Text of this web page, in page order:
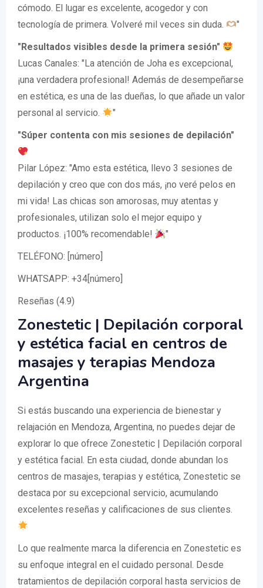
cómodo. El lugar es excelente, acogedor y con
tecnología de primera. Volveré mil veces sin duda.
"
"Resultados visibles desde la primera sesión"
Lucas Canales: "La atención de Joha es excepcional,
¡una verdadera profesional! Además de desempeñarse
en estética, es una de las dueñas, lo que añade un valor
personal al servicio.
"
"Súper contenta con mis sesiones de depilación"
Pilar López: "Amo esta estética, llevo 3 sesiones de
depilación y creo que con dos más, ¡no veré pelos en
mi vida! Las chicas son amorosas, muy atentas y
profesionales, utilizan solo el mejor equipo y
productos. ¡100% recomendable!
"
TELÉFONO: [número]
WHATSAPP: +34[número]
Reseñas (4.9)
Zonestetic | Depilación corporal
y estética facial en centros de
masajes y terapias Mendoza
Argentina
Si estás buscando una experiencia de bienestar y
relajación en Mendoza, Argentina, no puedes dejar de
explorar lo que ofrece Zonestetic | Depilación corporal
y estética facial. En esta ciudad, donde abundan los
centros de masajes, terapias y estética, Zonestetic se
destaca por su excepcional servicio, acumulando
excelentes reseñas y calificaciones de sus clientes.
Lo que realmente marca la diferencia en Zonestetic es
su enfoque integral en el cuidado personal. Desde
tratamientos de depilación corporal hasta servicios de